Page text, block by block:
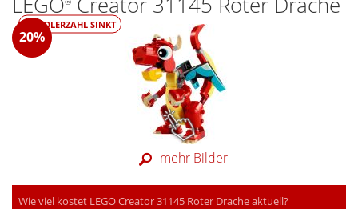
20%
mehr Bilder
HÄNDLERZAHL SINKT
Wie viel kostet LEGO Creator 31145 Roter Drache aktuell?
Alarme& Wunschlisten
Einstellungen